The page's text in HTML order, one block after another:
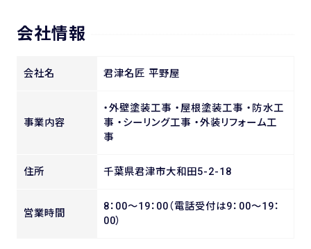
会社情報
会社名 君津名匠 平野屋
事業内容
・外壁塗装工事 ・屋根塗装工事 ・防水工
事 ・シーリング工事 ・外装リフォーム工
事
住所 千葉県君津市大和田5-2-18
営業時間
8：00～19：00（電話受付は9：00～19：
00）